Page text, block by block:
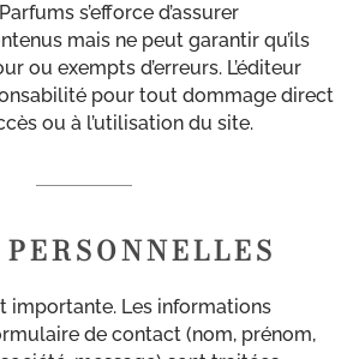
s’efforce d’assurer
mais ne peut garantir qu’ils
ou exempts d’erreurs. L’éditeur
pour tout dommage direct
ou à l’utilisation du site.
importante. Les informations
de contact (nom, prénom,